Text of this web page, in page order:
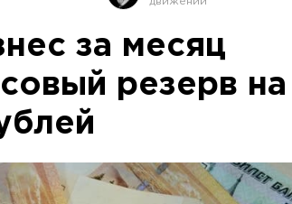
за месяц
резерв на